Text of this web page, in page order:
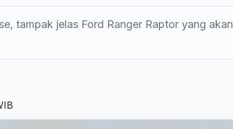
tampak jelas Ford Ranger Raptor yang akan